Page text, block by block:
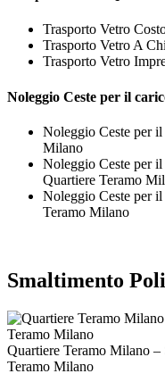
Trasporto Vetro
Trasporto Vetro A
Trasporto Vetro
Noleggio Ceste per il
Noleggio Ceste per
Milano
Noleggio Ceste per
Quartiere Teramo
Noleggio Ceste per
Teramo Milano
Smaltimento
Quartiere Teramo Milano
Teramo Milano